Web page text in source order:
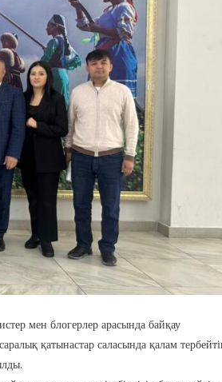
мен блогерлер арасында байқау
қатынастар саласында қалам